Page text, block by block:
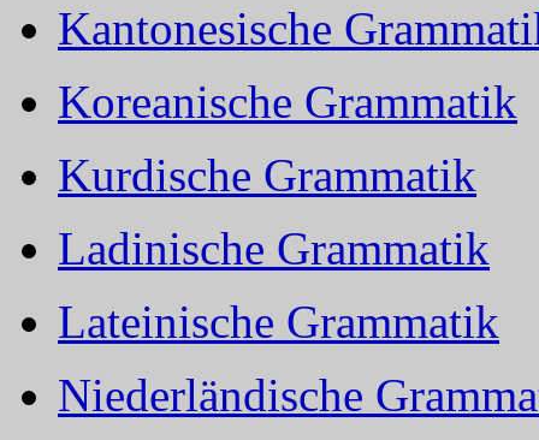
Kantonesische
Koreanische Grammatik
Kurdische Grammatik
Ladinische Grammatik
Lateinische Grammatik
Niederländische